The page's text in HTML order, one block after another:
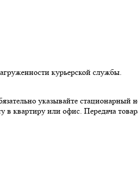
курьерской службы.
указывайте
в квартиру или офис. Передача